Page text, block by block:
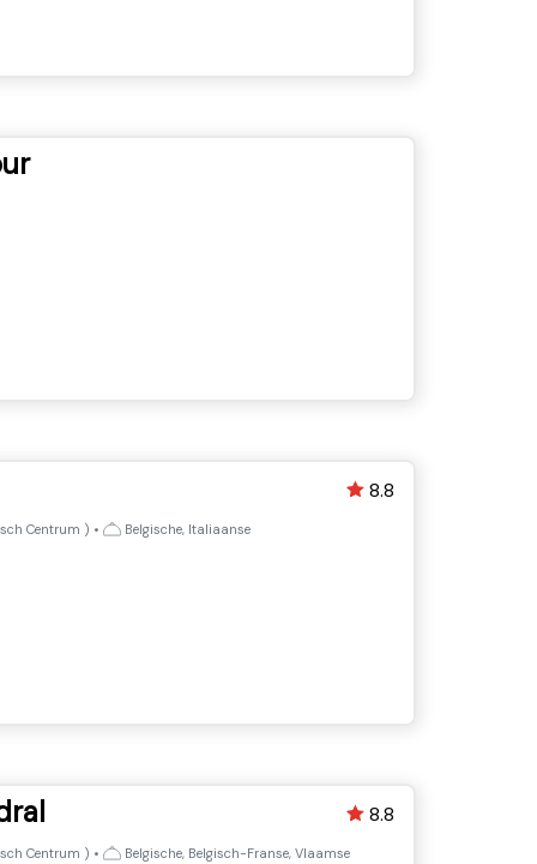
Centrum ) • Belgische, Italiaanse
8.8
Centrum ) • Belgische, Belgisch-Franse, Vlaamse
8.8